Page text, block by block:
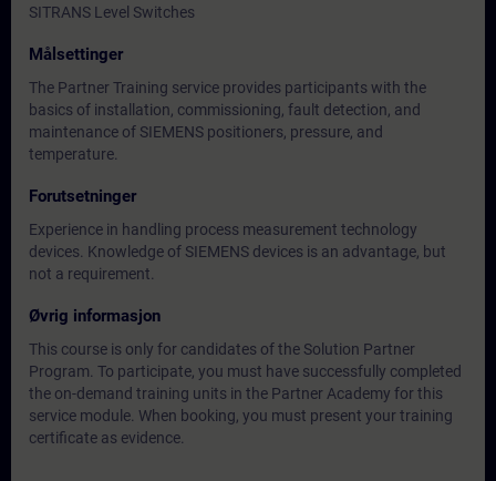
SITRANS Level Switches
Målsettinger
The Partner Training service provides participants with the
basics of installation, commissioning, fault detection, and
maintenance of SIEMENS positioners, pressure, and
temperature.
Forutsetninger
Experience in handling process measurement technology
devices. Knowledge of SIEMENS devices is an advantage, but
not a requirement.
Øvrig informasjon
This course is only for candidates of the Solution Partner
Program. To participate, you must have successfully completed
the on-demand training units in the Partner Academy for this
service module. When booking, you must present your training
certificate as evidence.